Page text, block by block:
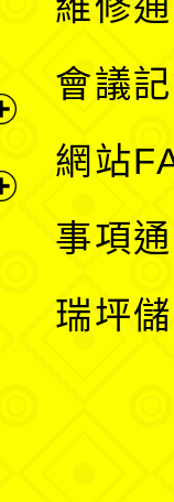
會議
網站
事項
瑞坪